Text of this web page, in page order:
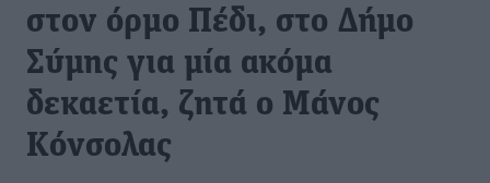
στον όρμο Πέδι, στο Δήμο
Σύμης για μία ακόμα
δεκαετία, ζητά ο Μάνος
Κόνσολας